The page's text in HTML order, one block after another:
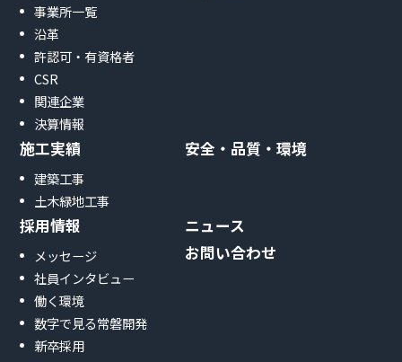
事業所一覧
沿革
許認可・有資格者
CSR
関連企業
決算情報
施工実績
建築工事
土木緑地工事
安全・品質・環境
採用情報
メッセージ
社員インタビュー
働く環境
数字で見る常磐開発
新卒採用
ニュース
お問い合わせ